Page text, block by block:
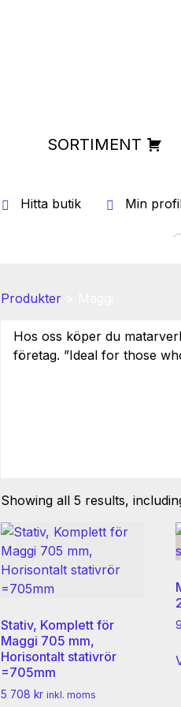
SORTIMENT
Hitta butik Min
Produkter
Hos oss köper du
företag. ”Ideal for those
Showing all 5 results,
Stativ, Komplett för
Maggi 705 mm,
Horisontalt stativrör
=705mm
5 708 kr inkl. moms